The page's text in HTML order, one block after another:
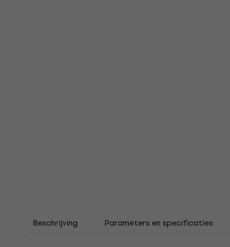
Beschrijving Parameters en specificaties